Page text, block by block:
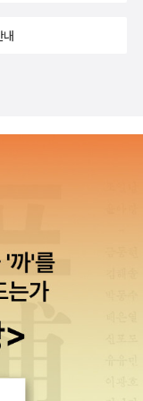
았다. 6. 앤드루 포터